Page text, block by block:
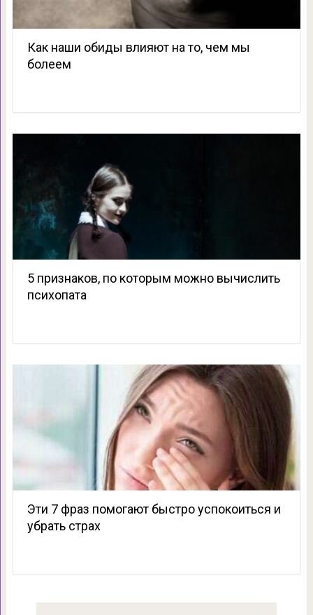
Как наши обиды влияют на то, чем мы
болеем
5 признаков, по которым можно вычислить
психопата
Эти 7 фраз помогают быстро успокоиться и
убрать страх